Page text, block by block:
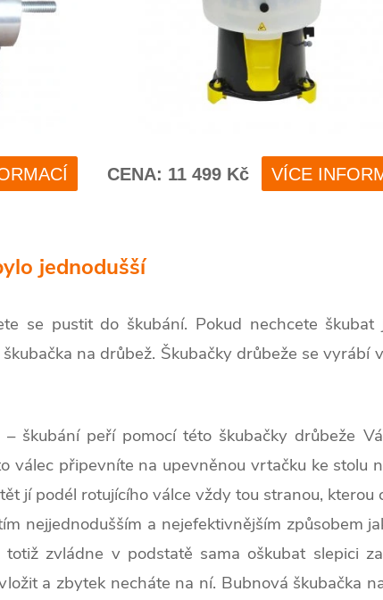
jednodušší
se pustit do škubání. Pokud nechcete
na drůbež. Škubačky drůbeže se
– škubání peří pomocí této škubačky drůbeže
válec připevníte na upevněnou vrtačku ke stolu
jí podél rotujícího válce vždy tou stranou, kterou
nejjednodušším a nejefektivnějším způsobem
zvládne v podstatě sama oškubat slepici
a zbytek necháte na ní. Bubnová škubačka